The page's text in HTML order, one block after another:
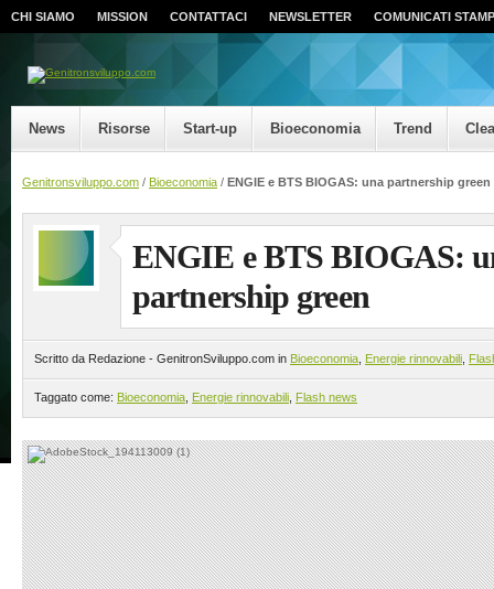
CHI SIAMO MISSION CONTATTACI NEWSLETTER COMUNICATI
News Risorse Start-up Bioeconomia Trend
Genitronsviluppo.com / Bioeconomia / ENGIE e BTS BIOGAS: una partnership green
ENGIE e BTS BIOGAS:
partnership green
Scritto da Redazione - GenitronSviluppo.com in Bioeconomia Energie rinnovabili
Taggato come: Bioeconomia Energie rinnovabili Flash news